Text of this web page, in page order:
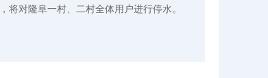
对隆阜一村、二村全体用户进行停水。
完工可能提前通水...